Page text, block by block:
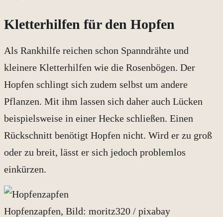
Kletterhilfen für den Hopfen
Als Rankhilfe reichen schon Spanndrähte und
kleinere Kletterhilfen wie die Rosenbögen. Der
Hopfen schlingt sich zudem selbst um andere
Pflanzen. Mit ihm lassen sich daher auch Lücken
beispielsweise in einer Hecke schließen. Einen
Rückschnitt benötigt Hopfen nicht. Wird er zu groß
oder zu breit, lässt er sich jedoch problemlos
einkürzen.
Hopfenzapfen, Bild: moritz320 / pixabay